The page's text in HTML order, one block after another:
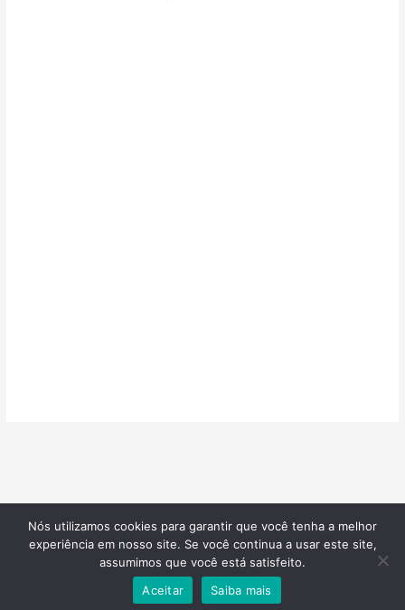
Confeitarias de Sucesso
| Todos os direitos reservados |
Desenvolvido porBlotzads Network
Nós utilizamos cookies para garantir que você tenha a melhor
experiência em nosso site. Se você continua a usar este site,
assumimos que você está satisfeito.
Aceitar
Saiba mais